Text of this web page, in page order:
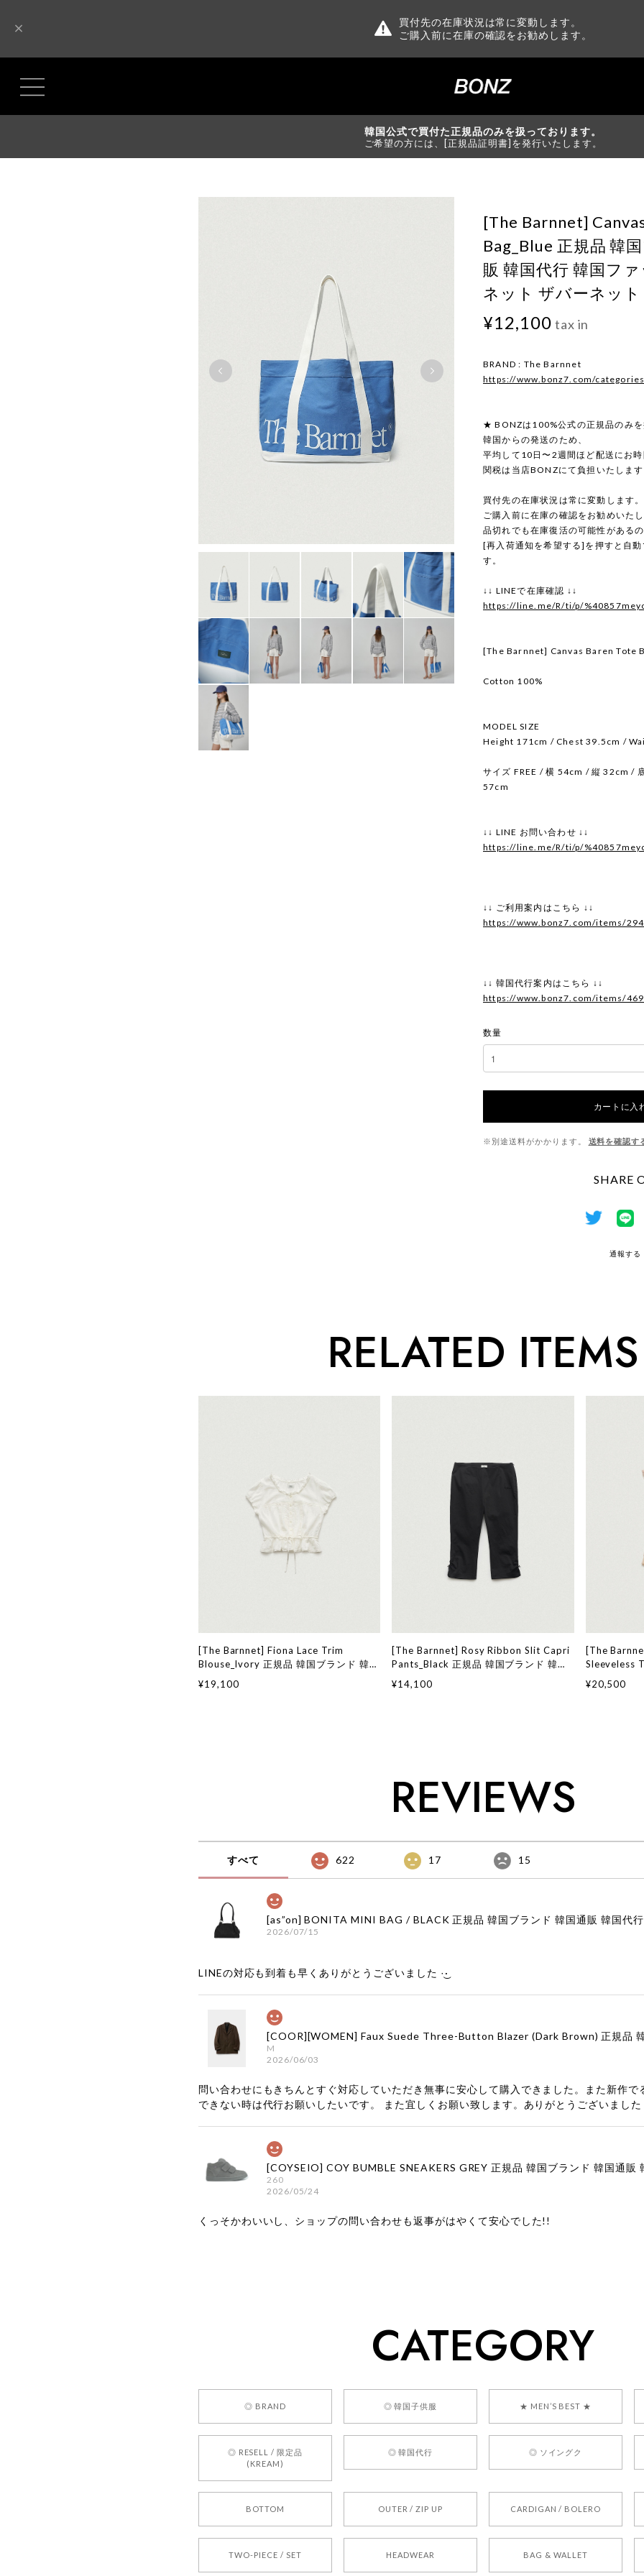
買付先の在庫状況は常に変動します。
ご購入前に在庫の確認をお勧めします。
韓国公式で買付た正規品のみを扱っております。
ご希望の方には、[正規品証明書]を発行いたします。
[The Barnnet]
Bag_Blue 正規品 韓
販 韓国代行 韓国フ
ネット ザバーネット
¥12,100 tax in
BRAND : The Barnnet
https://www.bonz7.com/
★ BONZは100%公式の正規品のみを
韓国からの発送のため、
平均して10日〜2週間ほど配送にお時
関税は当店BONZにて負担いたします
買付先の在庫状況は常に変動します。
ご購入前に在庫の確認をお勧めいたし
品切れでも在庫復活の可能性がある
[再入荷通知を希望する]を押すと自動
す。
↓↓ LINEで在庫確認 ↓↓
https://line.me/R/ti/p/
[The Barnnet] Canvas Baren Tote
Cotton 100%
MODEL SIZE
Height 171cm / Chest 39.5cm /
サイズ FREE / 横 54cm / 縦 32cm /
57cm
↓↓ LINE お問い合わせ ↓↓
https://line.me/R/ti/p/
↓↓ ご利用案内はこちら ↓↓
https://www.bonz7.com/items/
↓↓ 韓国代行案内はこちら ↓↓
https://www.bonz7.com/items/
数量
カートに入
※別途送料がかかります。 送料を確認す
SHARE
通報する
RELATED ITEMS
[The Barnnet] Fiona Lace Trim
Blouse_Ivory 正規品 韓国ブランド 韓国
ネット ザバーネット 日本 店舗
¥19,100
[The Barnnet] Rosy Ribbon Slit Capri
Pants_Black 正規品 韓国ブランド 韓国
ネット ザバーネット 日本 店舗
¥14,100
[The
Sleeveless
ン ザ バーネ
¥20,500
REVIEWS
すべて 622 17 15
2026/07/15
LINEの対応も到着も早くありがとうございました‪ ·͜·
M
2026/06/03
問い合わせにもきちんとすぐ対応していただき無事に安心して購入できました。また新作で
できない時は代行お願いしたいです。 また宜しくお願い致します。ありがとうございました
260
2026/05/24
くっそかわいいし、ショップの問い合わせも返事がはやくて安心でした!!
2026/05/24
250
2026/05/24
CATEGORY
◎ BRAND ◎ 韓国子供服 ★ MEN’S BEST ★
◎ RESELL / 限定品
(KREAM)
◎ 韓国代行 ◎ ソイングク
BOTTOM OUTER / ZIP UP CARDIGAN / BOLERO
TWO-PIECE / SET HEADWEAR BAG & WALLET